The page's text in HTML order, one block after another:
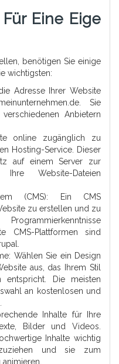
Eine Eige
benötigen Sie einige
wichtigsten:
Adresse Ihrer Website
Sie
Anbietern
online zugänglich zu
Hosting-Service. Dieser
auf einem Server zur
Website-Dateien
(CMS): Ein CMS
zu erstellen und zu
CMS-Plattformen sind
Wählen Sie ein Design
aus, das Ihrem Stil
entspricht. Die meisten
an kostenlosen und
Inhalte für Ihre
Bilder und Videos.
Inhalte wichtig
und sie zum